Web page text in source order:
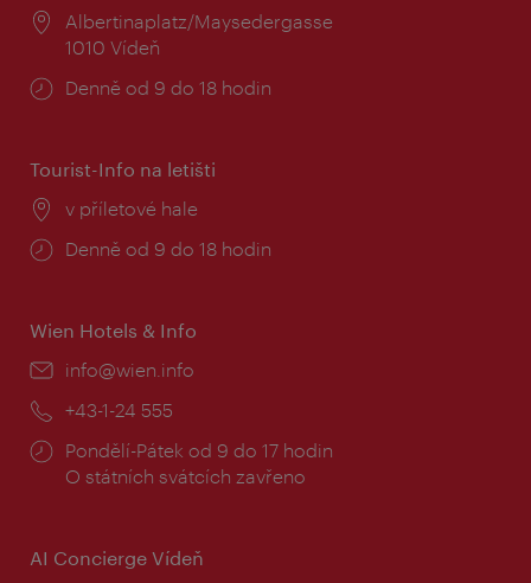
Místo:
Albertinaplatz/Maysedergasse
1010 Vídeň
Provozní
Denně od 9 do 18 hodin
Tourist-Info na letišti
Místo:
v příletové hale
Provozní
Denně od 9 do 18 hodin
Wien Hotels & Info
E-
info@wien.info
Telefon:
+43-1-24 555
Provozní
doba:
Pondělí-Pátek od 9 do 17 hodin
O státních svátcích zavřeno
AI Concierge Vídeň